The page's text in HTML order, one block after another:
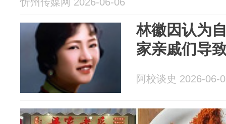
林徽因认为
家亲戚们导
阿校谈史 2026-06-